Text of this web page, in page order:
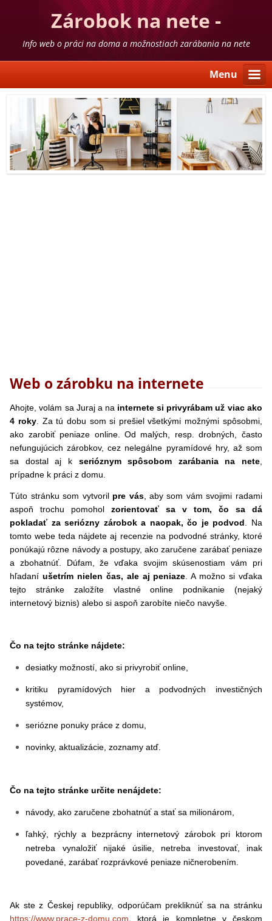
Zárobok na nete -
skúsenosti
Info web o práci na doma a možnostiach zarábania na nete
Menu
Web o zárobku na internete
Ahojte, volám sa Juraj a na internete si privyrábam už viac ako
4 roky. Za tú dobu som si prešiel všetkými možnými spôsobmi,
ako zarobiť peniaze online. Od malých, resp. drobných, často
nefungujúcich zárobkov, cez nelegálne pyramídové hry, až som
sa dostal aj kserióznym spôsobom zarábania na nete,
prípadne k práci z domu.
Túto stránku som vytvoril pre vás, aby som vám svojimi radami
aspoň trochu pomoholzorientovať sa v tom, čo sa dá
pokladať za seriózny zárobok a naopak, čo je podvod. Na
tomto webe teda nájdete aj recenzie na podvodné stránky, ktoré
ponúkajú rôzne návody a postupy, ako zaručene zarábať peniaze
a zbohatnúť. Dúfam, že vďaka svojim skúsenostiam vám pri
hľadaníušetrím nielen čas, ale aj peniaze. A možno si vďaka
tejto stránke založíte vlastné online podnikanie (nejaký
internetový biznis) alebo si aspoň zarobíte niečo navyše.
Čo na tejto stránke nájdete:
desiatky možností, ako si privyrobiť online,
kritiku pyramídových hier a podvodných investičných
systémov,
seriózne ponuky práce z domu,
novinky, aktualizácie, zoznamy atď.
Čo na tejto stránke určite nenájdete:
návody, ako zaručene zbohatnúť a stať sa milionárom,
ľahký, rýchly a bezprácny internetový zárobok pri ktorom
netreba vynaložiť nijaké úsilie, netreba investovať, inak
povedané, zarábať rozprávkové peniaze ničnerobením.
Ak ste z Českej republiky, odporúčam prekliknúť sa na stránku
https://www.prace-z-domu.com, ktorá je kompletne v českom